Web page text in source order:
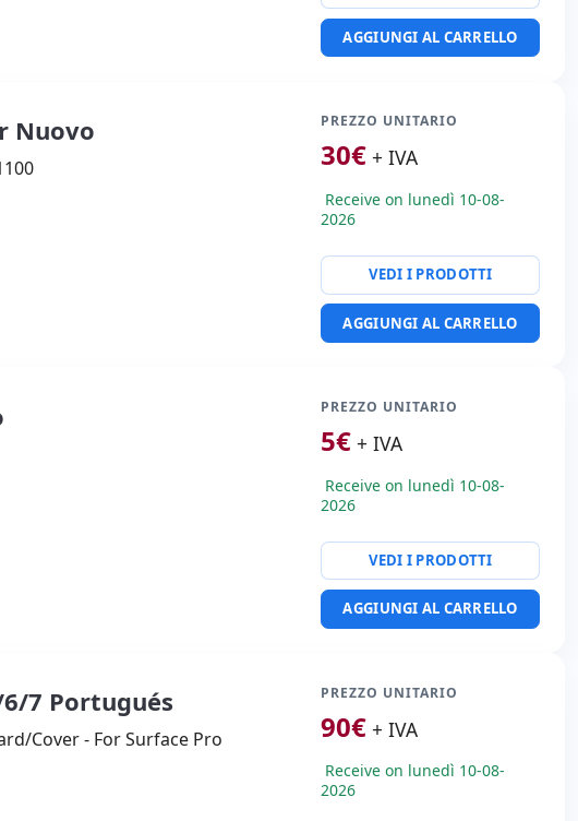
AGGIUNGI AL CARRELLO
Nuovo PREZZO UNITARIO
30€ + IVA
Receive on lunedì 10-08-
2026
VEDI I PRODOTTI
AGGIUNGI AL CARRELLO
PREZZO UNITARIO
5€ + IVA
Receive on lunedì 10-08-
2026
VEDI I PRODOTTI
AGGIUNGI AL CARRELLO
7 Portugués
Cover - For Surface Pro
PREZZO UNITARIO
90€ + IVA
Receive on lunedì 10-08-
2026